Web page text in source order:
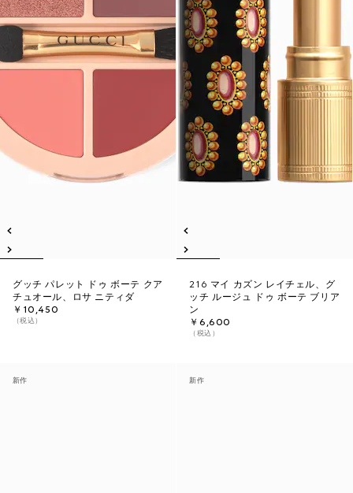
グッチ パレット ドゥ ボーテ クア
チュオール、ロサ ニティダ
￥10,450
（税込）
216 マイ カズン レイチェル、グ
ッチ ルージュ ドゥ ボーテ ブリア
ン
￥6,600
（税込）
新作 新作